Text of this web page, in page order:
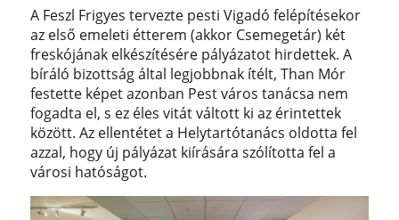
A Feszl Frigyes tervezte pesti Vigadó felépítésekor
az első emeleti étterem (akkor Csemegetár) két
freskójának elkészítésére pályázatot hirdettek. A
bíráló bizottság által legjobbnak ítélt, Than Mór
festette képet azonban Pest város tanácsa nem
fogadta el, s ez éles vitát váltott ki az érintettek
között. Az ellentétet a Helytartótanács oldotta fel
azzal, hogy új pályázat kiírására szólította fel a
városi hatóságot.